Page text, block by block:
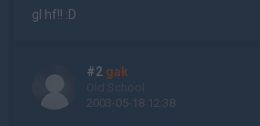
gl hf!! :D
#2 gak
2003-05-18 12:38